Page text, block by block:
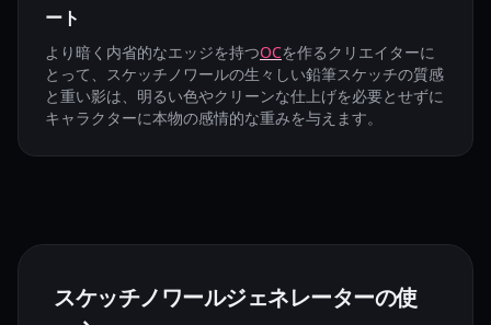
ート
より暗く内省的なエッジを持つOCを作るクリエイターに
とって、スケッチノワールの生々しい鉛筆スケッチの質感
と重い影は、明るい色やクリーンな仕上げを必要とせずに
キャラクターに本物の感情的な重みを与えます。
スケッチノワールジェネレーターの使